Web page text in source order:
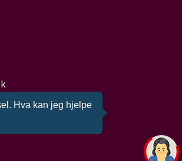
Hva kan jeg hjelpe